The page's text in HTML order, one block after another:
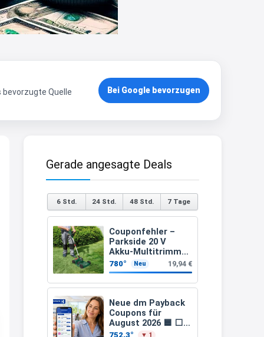
bevorzugte Quelle
Bei Google bevorzugen
Gerade angesagte Deals
6 Std. 24 Std. 48 Std. 7 Tage
Couponfehler –
Parkside 20 V
Akku-Multitrimmer
PAMT 20-Li A1
(ohne Akku und
Ladegerät)
780° Neu 19,94 €
Neue dm Payback
Coupons für
August 2026 🟦 ⬜
15-fach, 10-fach
752,3° ▼ 1
21:36
↩
21:37
21:37
↩
Joachim
Haribo Roadshow / 100 Orte / ab
29.07www.haribo.com/de-
de/aktuelles...
13:04
↩
Joachim
Ab diesem Jahr gibt es keine